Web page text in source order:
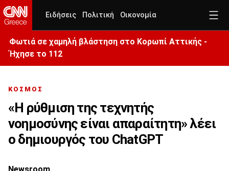
Ειδήσεις Πολιτική Οικονομία
Φωτιά σε χαμηλή βλάστηση στο Κορωπί Αττικής -
Ήχησε το 112
ΚΟΣΜΟΣ
«Η ρύθμιση της τεχνητής
νοημοσύνης είναι απαραίτητη» λέει
ο δημιουργός του ChatGPT